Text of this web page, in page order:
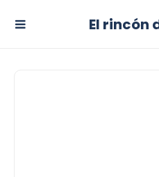
El rincón